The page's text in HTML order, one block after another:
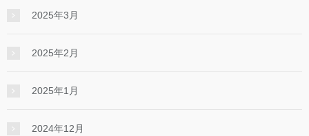
2025年3月
2025年2月
2025年1月
2024年12月